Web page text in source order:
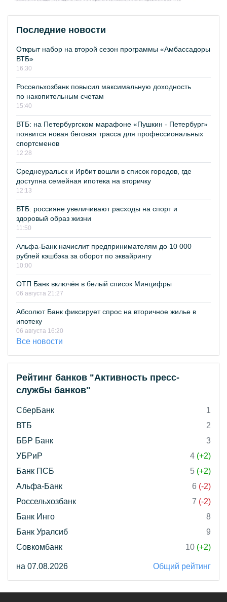
Последние новости
Открыт набор на второй сезон программы «Амбассадоры
ВТБ»
16:30
Россельхозбанк повысил максимальную доходность
по накопительным счетам
15:40
ВТБ: на Петербургском марафоне «Пушкин - Петербург»
появится новая беговая трасса для профессиональных
спортсменов
12:28
Среднеуральск и Ирбит вошли в список городов, где
доступна семейная ипотека на вторичку
12:13
ВТБ: россияне увеличивают расходы на спорт и
здоровый образ жизни
11:50
Альфа-Банк начислит предпринимателям до 10 000
рублей кэшбэка за оборот по эквайрингу
10:00
ОТП Банк включён в белый список Минцифры
06 августа 21:27
Абсолют Банк фиксирует спрос на вторичное жилье в
ипотеку
06 августа 16:20
Все новости
Рейтинг банков "Активность пресс-
службы банков"
СберБанк
1
ВТБ
2
ББР Банк
3
УБРиР
4 (+2)
Банк ПСБ
5 (+2)
Альфа-Банк
6 (-2)
Россельхозбанк
7 (-2)
Банк Инго
8
Банк Уралсиб
9
Совкомбанк
10 (+2)
на 07.08.2026 Общий рейтинг